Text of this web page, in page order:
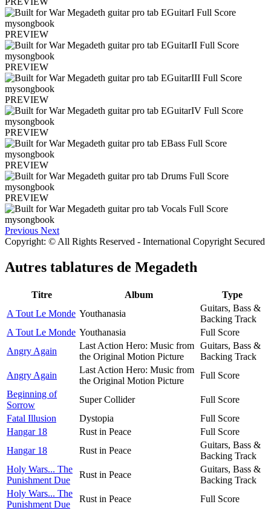
PREVIEW
PREVIEW
PREVIEW
PREVIEW
PREVIEW
PREVIEW
Previous Next
Copyright: © All Rights Reserved - International Copyright Secured
Autres tablatures de Megadeth
Titre Album
Type
A Tout Le Monde Youthanasia
Guitars, Bass &
Backing Track
A Tout Le Monde Youthanasia
Full Score
Angry Again
Last Action Hero: Music from
the Original Motion Picture
Guitars, Bass &
Backing Track
Angry Again
Last Action Hero: Music from
the Original Motion Picture
Full Score
Beginning of
Sorrow
Super Collider
Full Score
Fatal Illusion
Dystopia
Full Score
Hangar 18
Rust in Peace
Full Score
Hangar 18
Rust in Peace
Guitars, Bass &
Backing Track
Holy Wars... The
Punishment Due
Rust in Peace
Guitars, Bass &
Backing Track
Holy Wars... The
Punishment Due
Rust in Peace
Full Score